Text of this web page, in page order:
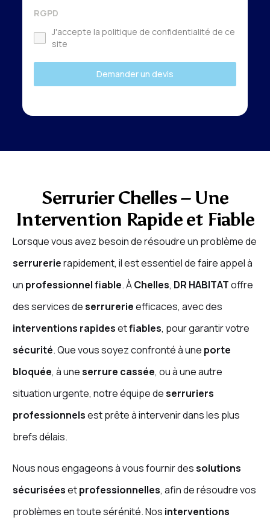
RGPD
J'accepte la politique de confidentialité de ce
site
Demander un devis
Serrurier Chelles – Une
Intervention Rapide et Fiable
Lorsque vous avez besoin de résoudre un problème de
serrurerierapidement, il est essentiel de faire appel à
un professionnel fiable. ÀChelles, DR HABITAToffre
des services deserrurerieefficaces, avec des
interventions rapidesetfiables, pour garantir votre
sécurité. Que vous soyez confronté à une porte
bloquée, à uneserrure cassée, ou à une autre
situation urgente, notre équipe deserruriers
professionnelsest prête à intervenir dans les plus
brefs délais.
Nous nous engageons à vous fournir dessolutions
sécuriséesetprofessionnelles, afin de résoudre vos
problèmes en toute sérénité. Nos interventions